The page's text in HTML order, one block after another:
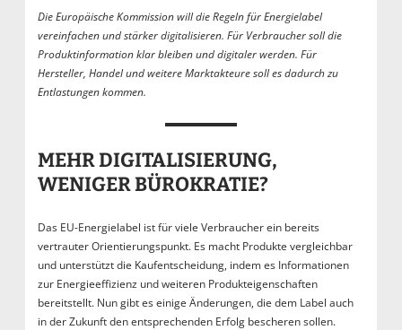
Die Europäische Kommission will die Regeln für Energielabel
vereinfachen und stärker digitalisieren. Für Verbraucher soll die
Produktinformation klar bleiben und digitaler werden. Für
Hersteller, Handel und weitere Marktakteure soll es dadurch zu
Entlastungen kommen.
MEHR DIGITALISIERUNG,
WENIGER BÜROKRATIE?
Das EU-Energielabel ist für viele Verbraucher ein bereits
vertrauter Orientierungspunkt. Es macht Produkte vergleichbar
und unterstützt die Kaufentscheidung, indem es Informationen
zur Energieeffizienz und weiteren Produkteigenschaften
bereitstellt. Nun gibt es einige Änderungen, die dem Label auch
in der Zukunft den entsprechenden Erfolg bescheren sollen.